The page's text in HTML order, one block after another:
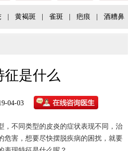
黄褐斑 雀斑 疤痕 酒糟鼻
征是什么
04-03
，不同类型的皮炎的症状表现不同，治
危害，想要尽快摆脱疾病的困扰，就要